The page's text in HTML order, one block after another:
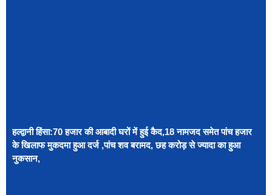
हल्द्वानी हिंसा:70 हजार की आबादी घरों में हुई कैद,18 नामजद समेत पांच हजार
के खिलाफ मुकदमा हुआ दर्ज ,पांच शव बरामद, छह करोड़ से ज्यादा का हुआ
नुकसान,